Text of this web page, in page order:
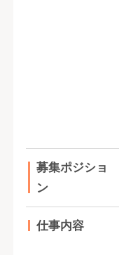
募集ポジショ
ン
仕事内容